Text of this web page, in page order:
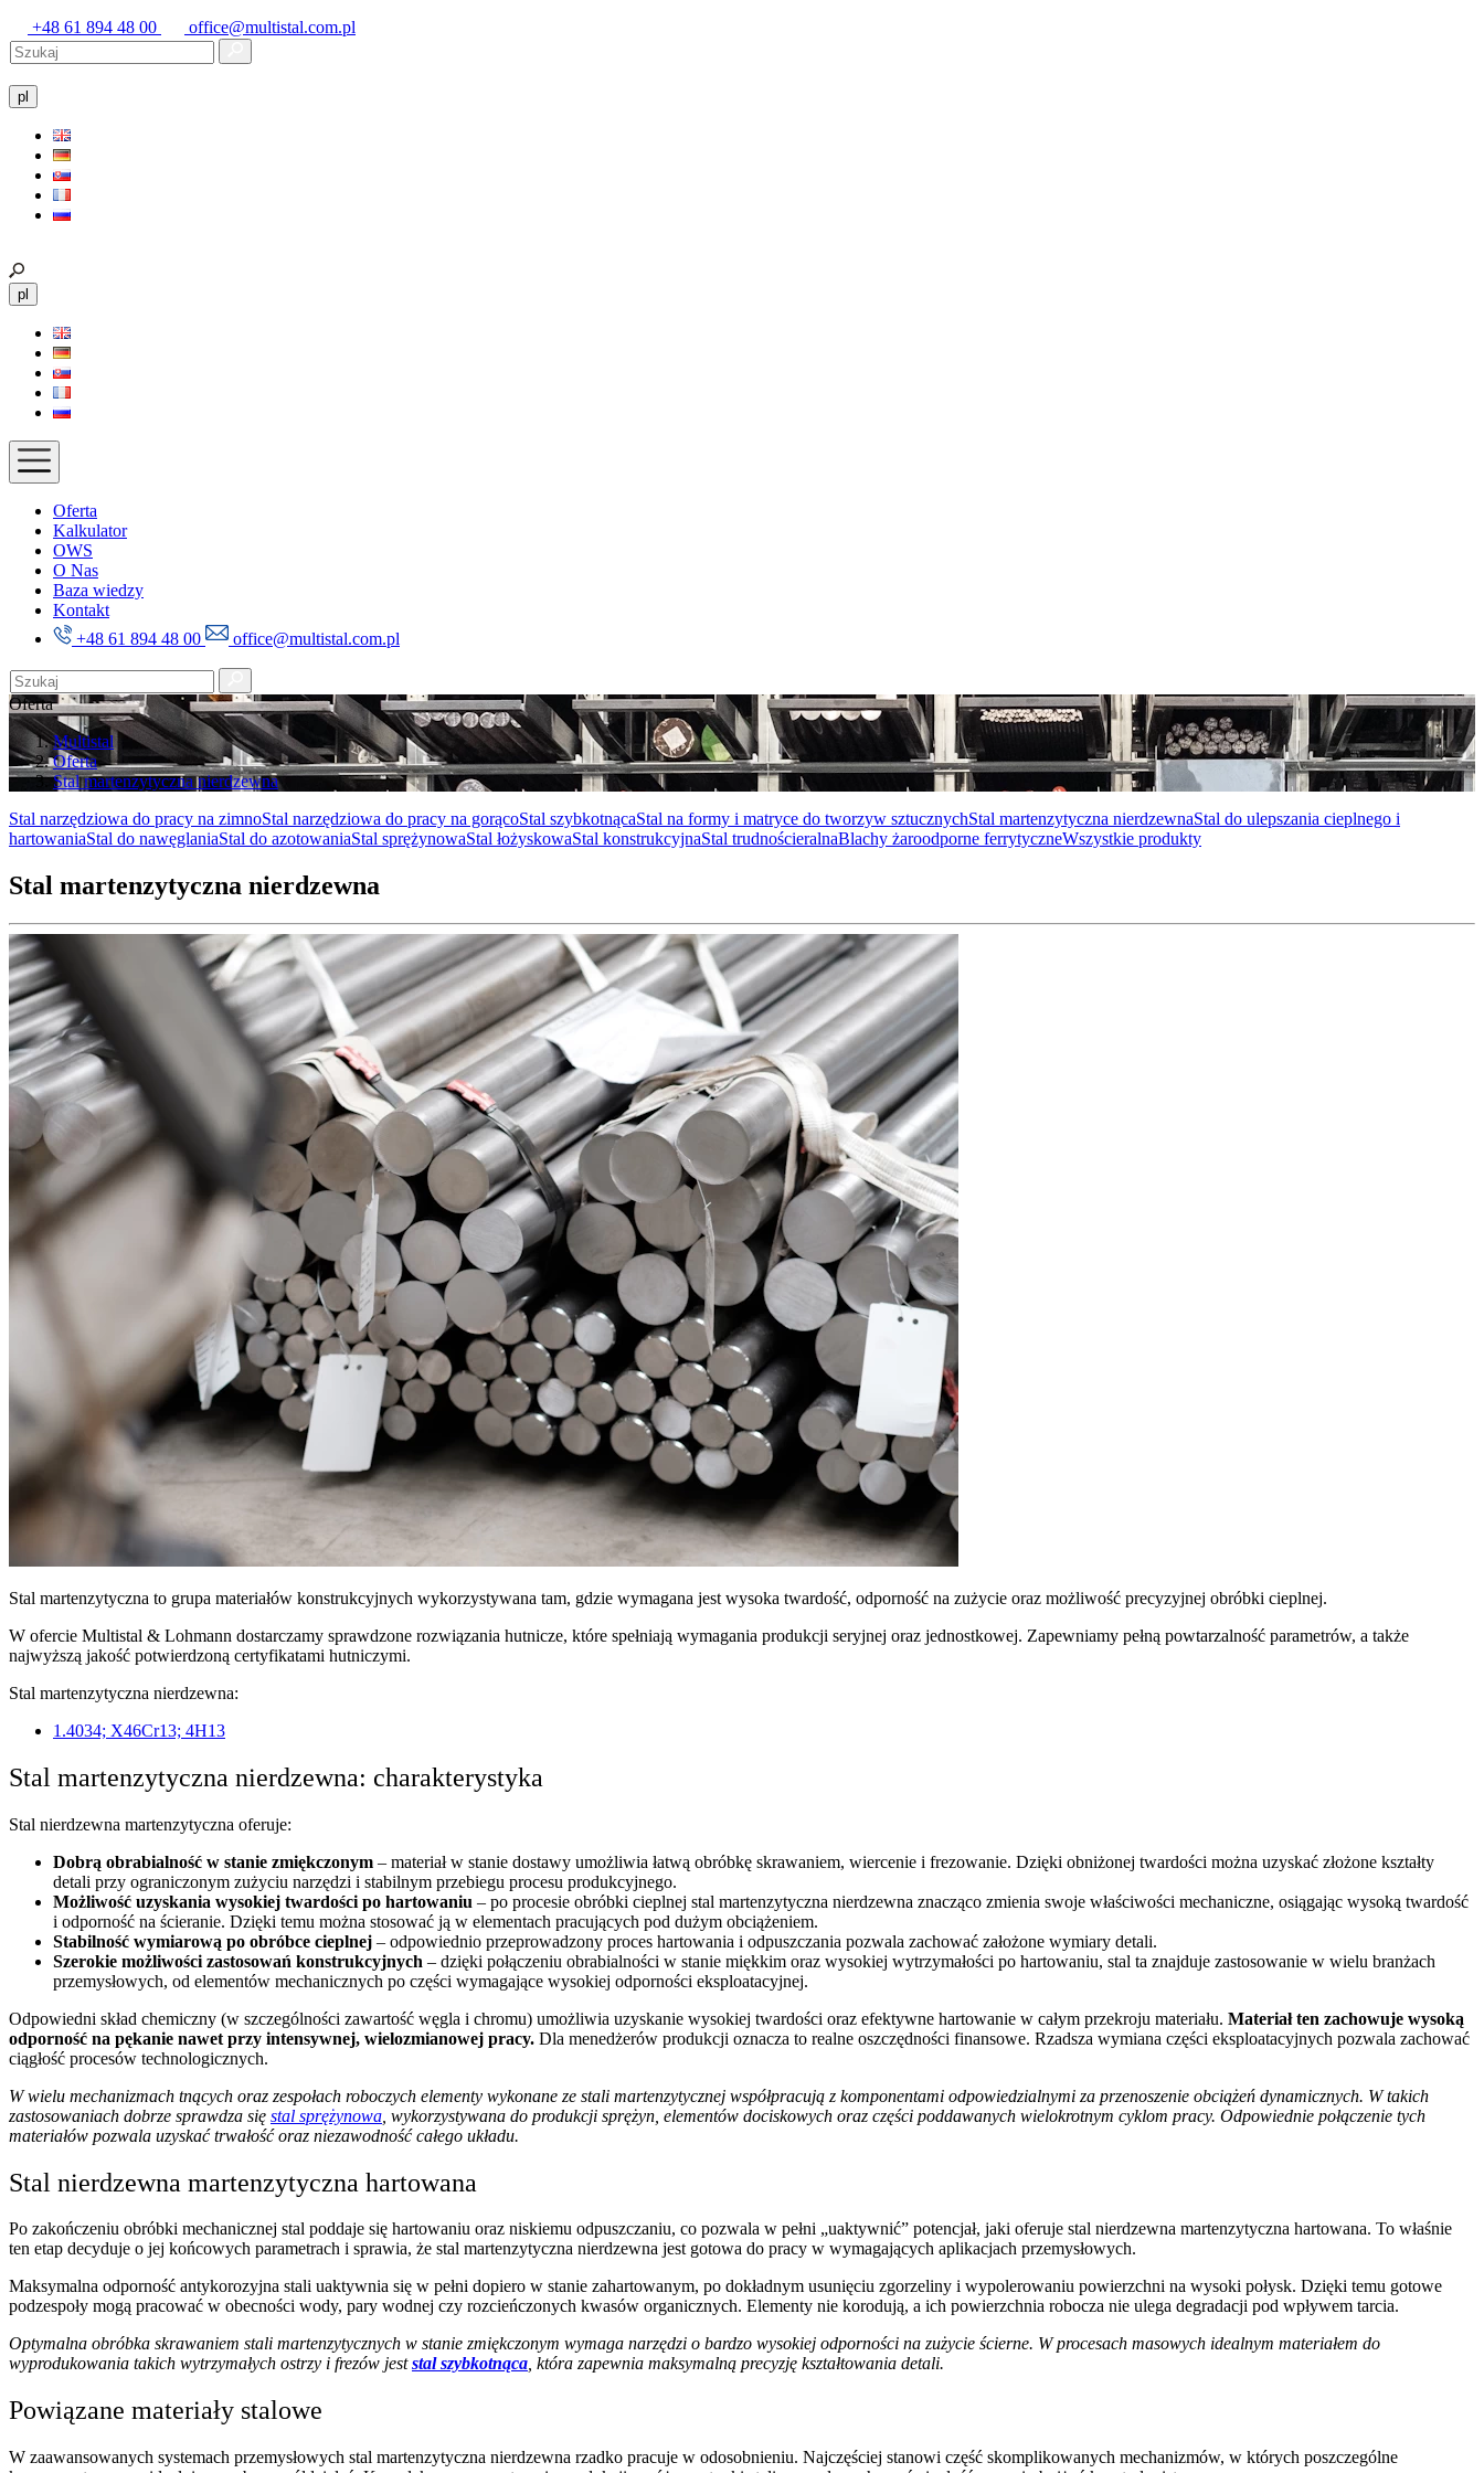
+48 61 894 48 00 office@multistal.com.pl
pl
pl
Oferta
Kalkulator
OWS
O Nas
Baza wiedzy
Kontakt
+48 61 894 48 00
office@multistal.com.pl
Oferta
Multistal
Oferta
Stal martenzytyczna nierdzewna
Stal narzędziowa do pracy na zimnoStal narzędziowa do pracy na gorącoStal szybkotnącaStal na formy i matryce do tworzyw sztucznychStal martenzytyczna nierdzewnaStal do ulepszania cieplnego i
hartowaniaStal do nawęglaniaStal do azotowaniaStal sprężynowaStal łożyskowaStal konstrukcyjnaStal trudnościeralnaBlachy żaroodporne ferrytyczneWszystkie produkty
Stal martenzytyczna nierdzewna
Stal martenzytyczna to grupa materiałów konstrukcyjnych wykorzystywana tam, gdzie wymagana jest wysoka twardość, odporność na zużycie oraz możliwość precyzyjnej obróbki cieplnej.
W ofercie Multistal & Lohmann dostarczamy sprawdzone rozwiązania hutnicze, które spełniają wymagania produkcji seryjnej oraz jednostkowej. Zapewniamy pełną powtarzalność parametrów, a także
najwyższą jakość potwierdzoną certyfikatami hutniczymi.
Stal martenzytyczna nierdzewna:
1.4034; X46Cr13; 4H13
Stal martenzytyczna nierdzewna: charakterystyka
Stal nierdzewna martenzytyczna oferuje:
Dobrą obrabialność w stanie zmiękczonym – materiał w stanie dostawy umożliwia łatwą obróbkę skrawaniem, wiercenie i frezowanie. Dzięki obniżonej twardości można uzyskać złożone kształty
detali przy ograniczonym zużyciu narzędzi i stabilnym przebiegu procesu produkcyjnego.
Możliwość uzyskania wysokiej twardości po hartowaniu – po procesie obróbki cieplnej stal martenzytyczna nierdzewna znacząco zmienia swoje właściwości mechaniczne, osiągając wysoką twardość
i odporność na ścieranie. Dzięki temu można stosować ją w elementach pracujących pod dużym obciążeniem.
Stabilność wymiarową po obróbce cieplnej – odpowiednio przeprowadzony proces hartowania i odpuszczania pozwala zachować założone wymiary detali.
Szerokie możliwości zastosowań konstrukcyjnych – dzięki połączeniu obrabialności w stanie miękkim oraz wysokiej wytrzymałości po hartowaniu, stal ta znajduje zastosowanie w wielu branżach
przemysłowych, od elementów mechanicznych po części wymagające wysokiej odporności eksploatacyjnej.
Odpowiedni skład chemiczny (w szczególności zawartość węgla i chromu) umożliwia uzyskanie wysokiej twardości oraz efektywne hartowanie w całym przekroju materiału. Materiał ten zachowuje wysoką
odporność na pękanie nawet przy intensywnej, wielozmianowej pracy. Dla menedżerów produkcji oznacza to realne oszczędności finansowe. Rzadsza wymiana części eksploatacyjnych pozwala zachować
ciągłość procesów technologicznych.
W wielu mechanizmach tnących oraz zespołach roboczych elementy wykonane ze stali martenzytycznej współpracują z komponentami odpowiedzialnymi za przenoszenie obciążeń dynamicznych. W takich
zastosowaniach dobrze sprawdza się stal sprężynowa , wykorzystywana do produkcji sprężyn, elementów dociskowych oraz części poddawanych wielokrotnym cyklom pracy. Odpowiednie połączenie tych
materiałów pozwala uzyskać trwałość oraz niezawodność całego układu.
Stal nierdzewna martenzytyczna hartowana
Po zakończeniu obróbki mechanicznej stal poddaje się hartowaniu oraz niskiemu odpuszczaniu, co pozwala w pełni „uaktywnić” potencjał, jaki oferuje stal nierdzewna martenzytyczna hartowana. To właśnie
ten etap decyduje o jej końcowych parametrach i sprawia, że stal martenzytyczna nierdzewna jest gotowa do pracy w wymagających aplikacjach przemysłowych.
Maksymalna odporność antykorozyjna stali uaktywnia się w pełni dopiero w stanie zahartowanym, po dokładnym usunięciu zgorzeliny i wypolerowaniu powierzchni na wysoki połysk. Dzięki temu gotowe
podzespoły mogą pracować w obecności wody, pary wodnej czy rozcieńczonych kwasów organicznych. Elementy nie korodują, a ich powierzchnia robocza nie ulega degradacji pod wpływem tarcia.
Optymalna obróbka skrawaniem stali martenzytycznych w stanie zmiękczonym wymaga narzędzi o bardzo wysokiej odporności na zużycie ścierne. W procesach masowych idealnym materiałem do
wyprodukowania takich wytrzymałych ostrzy i frezów jeststal szybkotnąca, która zapewnia maksymalną precyzję kształtowania detali.
Powiązane materiały stalowe
W zaawansowanych systemach przemysłowych stal martenzytyczna nierdzewna rzadko pracuje w odosobnieniu. Najczęściej stanowi część skomplikowanych mechanizmów, w których poszczególne